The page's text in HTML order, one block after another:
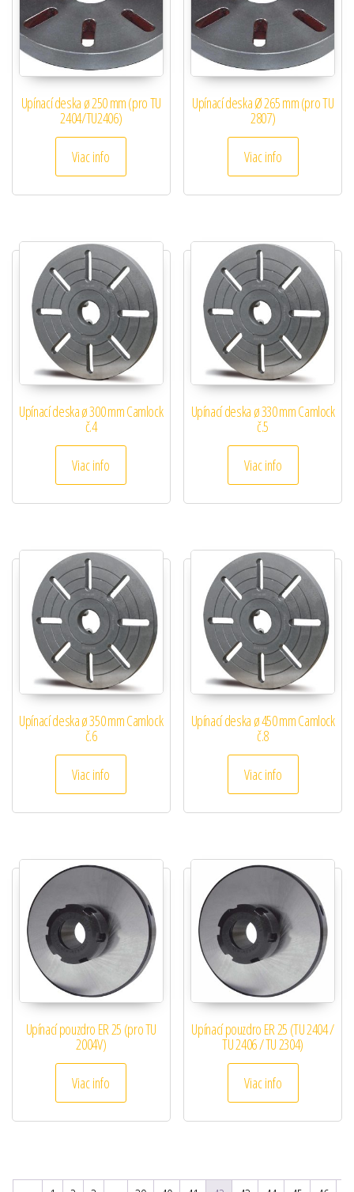
Upínací deska ø 250 mm (pro TU
2404/TU2406)
Viac info
Upínací deska Ø 265 mm (pro TU
2807)
Viac info
Upínací deska ø 300 mm Camlock
č.4
Viac info
Upínací deska ø 330 mm Camlock
č.5
Viac info
Upínací deska ø 350 mm Camlock
č.6
Viac info
Upínací deska ø 450 mm Camlock
č.8
Viac info
Upínací pouzdro ER 25 (pro TU
2004V)
Viac info
Upínací pouzdro ER 25 (TU 2404 /
TU 2406 / TU 2304)
Viac info